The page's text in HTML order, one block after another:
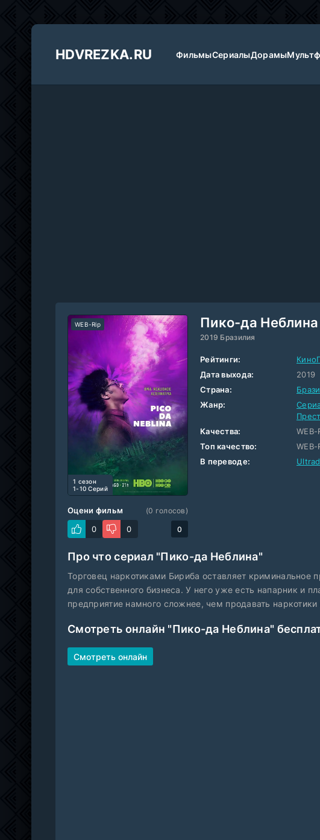
HDVREZKA.RU ФильмыСериалыДорамы
Пико-да Неблина
2019 Бразилия
WEB-Rip
1 cезон
1-10 Серий
Оцени фильм
0
0
(0 голосов)
0
Рейтинги:
Дата выхода:
2019
Страна:
Жанр:
Качества:
WEB-
Топ качество:
WEB-
В переводе:
Про что сериал "Пико-да Неблина"
Торговец наркотиками Бириба оставляет криминальное
для собственного бизнеса. У него уже есть напарник и
предприятие намного сложнее, чем продавать
Смотреть онлайн "Пико-да Неблина"
Смотреть онлайн